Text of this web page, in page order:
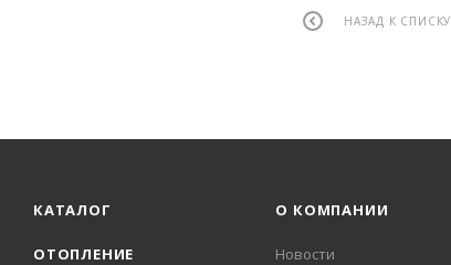
НАЗАД К СПИСКУ
КАТАЛОГ
ОТОПЛЕНИЕ
О КОМПАНИИ
Новости